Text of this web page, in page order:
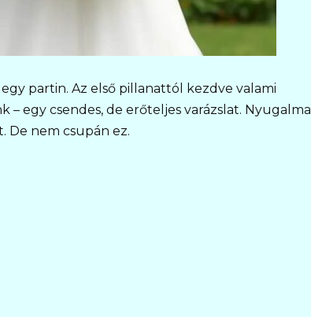
partin. Az első pillanattól kezdve valami
egy csendes, de erőteljes varázslat. Nyugalma
De nem csupán ez.